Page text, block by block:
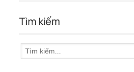
Tìm kiếm